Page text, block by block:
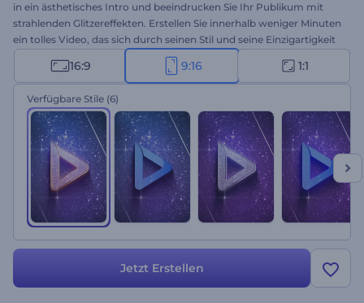
in ein ästhetisches Intro und beeindrucken Sie Ihr Publikum mit
strahlenden Glitzereffekten. Erstellen Sie innerhalb weniger Minuten
ein tolles Video, das sich durch seinen Stil und seine Einzigartigkeit
von der Masse abhebt. Hervorragend geeignet für
Fernsehsendungen, Intros, Outros, Opener und mehr. Laden Sie Ihr
Logo hoch, fügen Sie den Text und die Musik hinzu und erleben Sie
die Kraft der Einzigartigkeit.
16:9 9:16 1:1
Verfügbare Stile (6)
Jetzt Erstellen